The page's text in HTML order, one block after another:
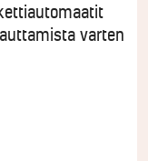
varten